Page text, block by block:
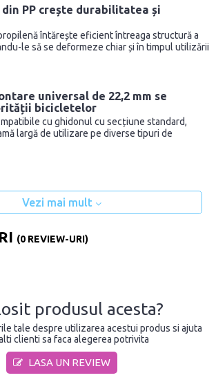
PP crește durabilitatea și
întărește eficient întreaga structură a
le să se deformeze chiar și în timpul utilizării
universal de 22,2 mm se
bicicletelor
cu ghidonul cu secțiune standard,
largă de utilizare pe diverse tipuri de
Vezi mai mult
(0 REVIEW-URI)
produsul acesta?
tale despre utilizarea acestui produs si ajuta
clienti sa faca alegerea potrivita
LASA UN REVIEW